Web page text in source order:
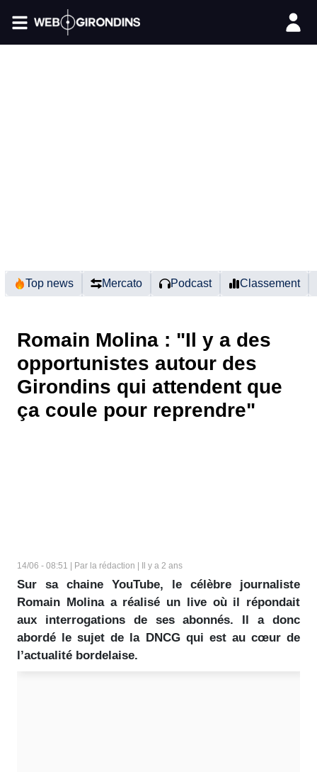
Top news Mercato Podcast Classement
Romain Molina : "Il y a des
opportunistes autour des
Girondins qui attendent que
ça coule pour reprendre"
14/06 - 08:51 | Par la rédaction | Il y a 2 ans
Sur sa chaine YouTube, le célèbre journaliste
Romain Molina a réalisé un live où il répondait
aux interrogations de ses abonnés. Il a donc
abordé le sujet de la DNCG qui est au cœur de
l’actualité bordelaise.